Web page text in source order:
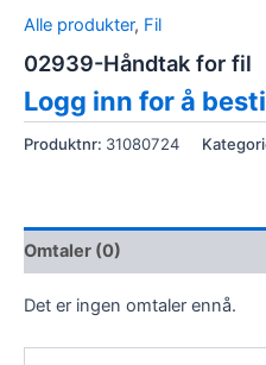
Alle produkter, Fil
02939-Håndtak for fil
Logg inn for å
Produktnr: 31080724
Omtaler (0)
Det er ingen omtaler ennå.